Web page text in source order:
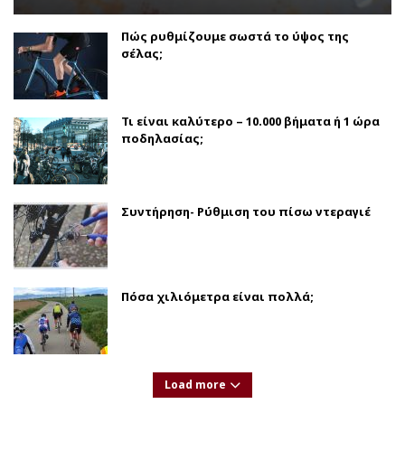
Πώς ρυθμίζουμε σωστά το ύψος της
σέλας;
Τι είναι καλύτερο – 10.000 βήματα ή 1 ώρα
ποδηλασίας;
Συντήρηση- Ρύθμιση του πίσω ντεραγιέ
Πόσα χιλιόμετρα είναι πολλά;
Load more